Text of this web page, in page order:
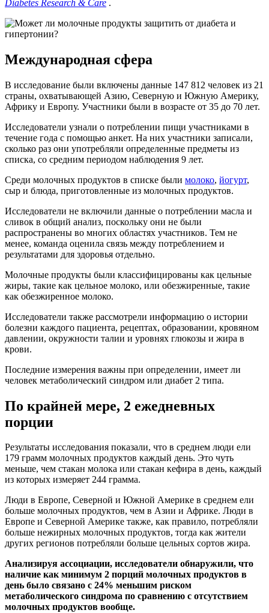
Diabetes Research & Care .
Международная сфера
В исследование были включены данные 147 812 человек из 21
страны, охватывающей Азию, Северную и Южную Америку,
Африку и Европу. Участники были в возрасте от 35 до 70 лет.
Исследователи узнали о потреблении пищи участниками в
течение года с помощью анкет. На них участники записали,
сколько раз они употребляли определенные предметы из
списка, со средним периодом наблюдения 9 лет.
Среди молочных продуктов в списке были молоко, йогурт,
сыр и блюда, приготовленные из молочных продуктов.
Исследователи не включили данные о потреблении масла и
сливок в общий анализ, поскольку они не были
распространены во многих областях участников. Тем не
менее, команда оценила связь между потреблением и
результатами для здоровья отдельно.
Молочные продукты были классифицированы как цельные
жиры, такие как цельное молоко, или обезжиренные, такие
как обезжиренное молоко.
Исследователи также рассмотрели информацию о истории
болезни каждого пациента, рецептах, образовании, кровяном
давлении, окружности талии и уровнях глюкозы и жира в
крови.
Последние измерения важны при определении, имеет ли
человек метаболический синдром или диабет 2 типа.
По крайней мере, 2 ежедневных
порции
Результаты исследования показали, что в среднем люди ели
179 грамм молочных продуктов каждый день. Это чуть
меньше, чем стакан молока или стакан кефира в день, каждый
из которых измеряет 244 грамма.
Люди в Европе, Северной и Южной Америке в среднем ели
больше молочных продуктов, чем в Азии и Африке. Люди в
Европе и Северной Америке также, как правило, потребляли
больше нежирных молочных продуктов, тогда как жители
других регионов потребляли больше цельных сортов жира.
Анализируя ассоциации, исследователи обнаружили, что
наличие как минимум 2 порций молочных продуктов в
день было связано с 24% меньшим риском
метаболического синдрома по сравнению с отсутствием
молочных продуктов вообще.